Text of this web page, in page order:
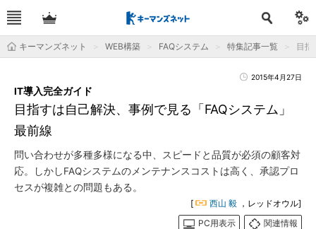
キーマンズネット WEB構築 FAQシステム 特集記事一覧 目
2015年4月27日
目指すは自己解決、事例で見る「FAQシステム」
最前線
IT導入完全ガイド
問い合わせが多種多様になる中、スピードと品質が必須の顧客対
応。しかしFAQシステムのメンテナンスコストは高く、承認プロ
セスが複雑との問題もある。
[ 西山 毅 ，レッドオウル]
PC用表示
関連情報